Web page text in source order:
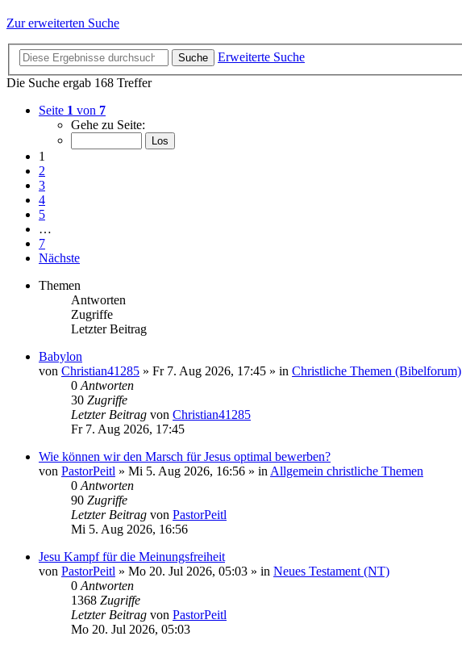
Zur erweiterten Suche
Suche
Erweiterte Suche
Die Suche ergab 168 Treffer
Seite 1 von 7
Gehe zu Seite:
1
2
3
4
5
…
7
Nächste
Themen
Antworten
Zugriffe
Letzter Beitrag
Babylon
von Christian41285 » Fr 7. Aug 2026, 17:45 » in Christliche Themen (Bibelforum)
0 Antworten
30 Zugriffe
Letzter Beitrag von Christian41285
Fr 7. Aug 2026, 17:45
Wie können wir den Marsch für Jesus optimal bewerben?
von PastorPeitl » Mi 5. Aug 2026, 16:56 » in Allgemein christliche Themen
0 Antworten
90 Zugriffe
Letzter Beitrag von PastorPeitl
Mi 5. Aug 2026, 16:56
Jesu Kampf für die Meinungsfreiheit
von PastorPeitl » Mo 20. Jul 2026, 05:03 » in Neues Testament (NT)
0 Antworten
1368 Zugriffe
Letzter Beitrag von PastorPeitl
Mo 20. Jul 2026, 05:03